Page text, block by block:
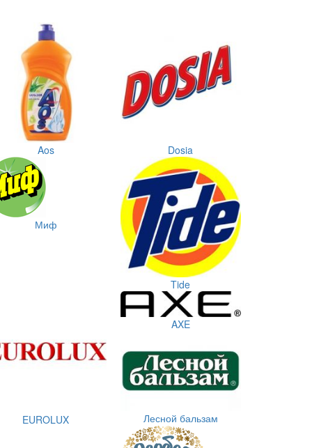
Aos Dosia
Миф
Tide
EUROLUX
AXE
Лесной бальзам